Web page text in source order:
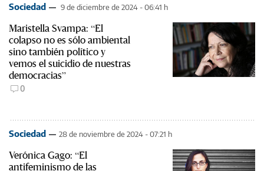
Sociedad 9 de diciembre de 2024 - 06:41 h
Maristella Svampa: “El
colapso no es sólo ambiental
sino también político y
vemos el suicidio de nuestras
democracias”
0
Sociedad 28 de noviembre de 2024 - 07:21 h
Verónica Gago: “El
antifeminismo de las